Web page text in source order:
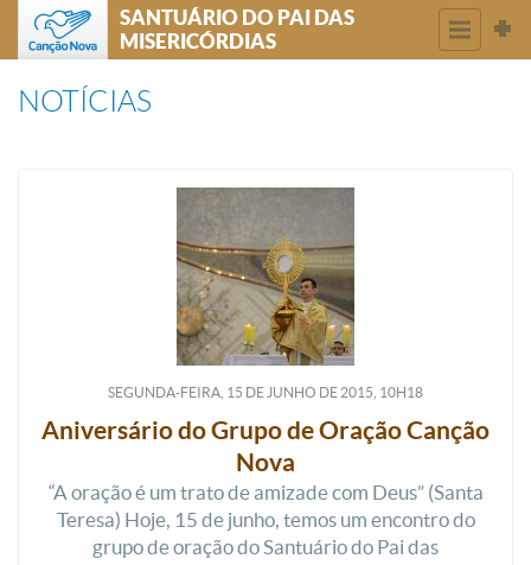
SANTUÁRIO DO PAI DAS
MISERICÓRDIAS
NOTÍCIAS
SEGUNDA-FEIRA, 15 DE JUNHO DE 2015, 10H18
Aniversário do Grupo de Oração Canção
Nova
“A oração é um trato de amizade com Deus” (Santa
Teresa) Hoje, 15 de junho, temos um encontro do
grupo de oração do Santuário do Pai das